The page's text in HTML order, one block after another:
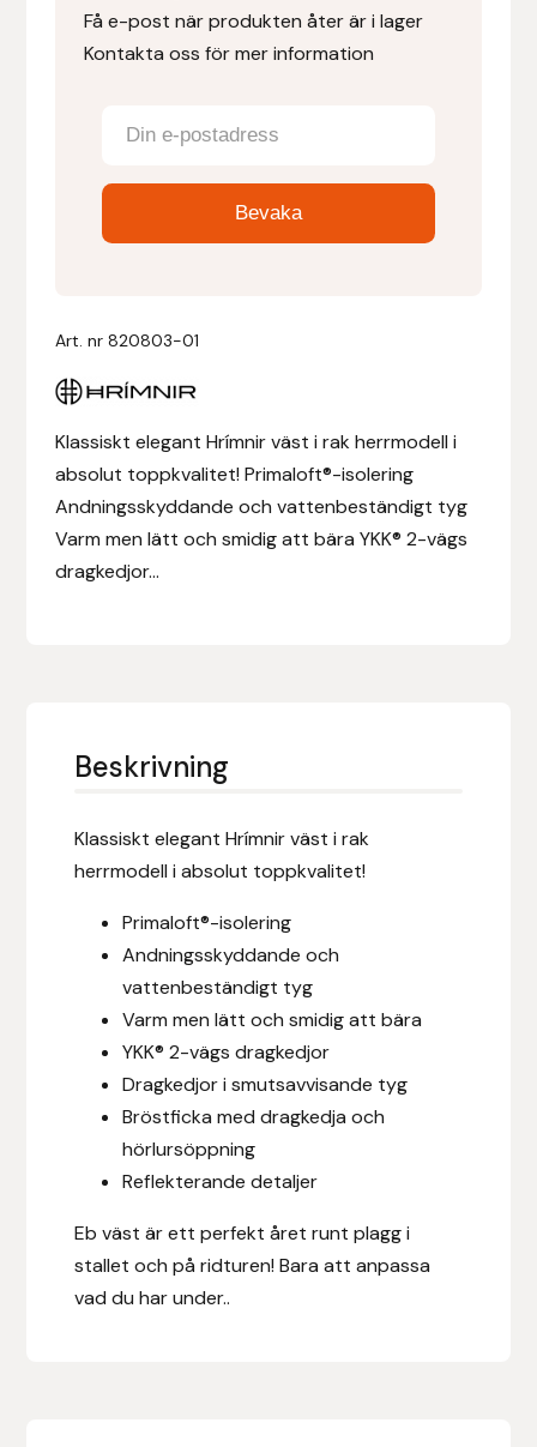
Få e-post när produkten åter är i lager
Kontakta oss för mer information
Art. nr820803-01
Klassiskt elegant Hrímnir väst i rak herrmodell i
absolut toppkvalitet! Primaloft®-isolering
Andningsskyddande och vattenbeständigt tyg
Varm men lätt och smidig att bära YKK® 2-vägs
dragkedjor...
Beskrivning
Klassiskt elegant Hrímnir väst i rak
herrmodell i absolut toppkvalitet!
Primaloft®-isolering
Andningsskyddande och
vattenbeständigt tyg
Varm men lätt och smidig att bära
YKK® 2-vägs dragkedjor
Dragkedjor i smutsavvisande tyg
Bröstficka med dragkedja och
hörlursöppning
Reflekterande detaljer
Eb väst är ett perfekt året runt plagg i
stallet och på ridturen! Bara att anpassa
vad du har under..
Denni Design
Ekol
Eldorado
Equipage
Eric LeTixerant
Eyjólfur Ísólfsson
Fákur Rideudstyr
Freyja